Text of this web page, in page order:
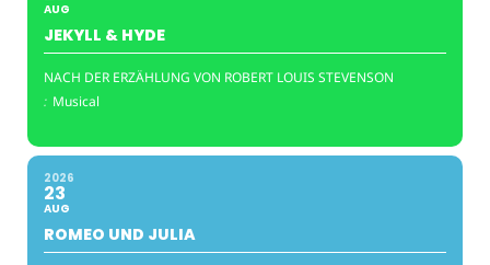
AUG
JEKYLL & HYDE
NACH DER ERZÄHLUNG VON ROBERT LOUIS STEVENSON
: Musical
2026
23
AUG
ROMEO UND JULIA